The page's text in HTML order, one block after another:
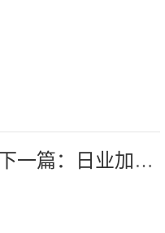
下一篇：日业加速中 | 2021全员赋能团建热力开..